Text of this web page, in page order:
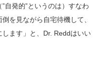
自発的”というのは）すなわ
を見ながら自宅待機して、
ます」と、Dr. Reddはいい